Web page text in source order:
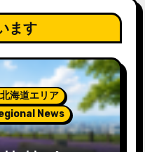
ます
海道エリア
News